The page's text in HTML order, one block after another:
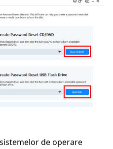
de operare